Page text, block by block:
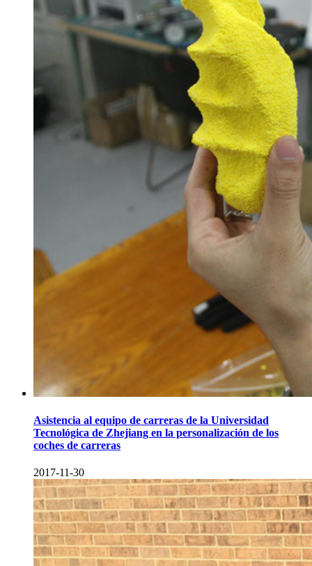
Asistencia al equipo de carreras de la Universidad
Tecnológica de Zhejiang en la personalización de los
coches de carreras
2017-11-30